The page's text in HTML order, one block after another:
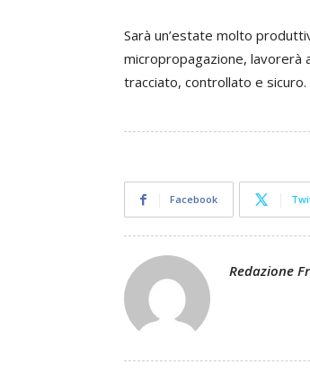
Sarà un’estate molto
micropropagazione,
tracciato, controllato e sicuro.
Facebook
Redazione